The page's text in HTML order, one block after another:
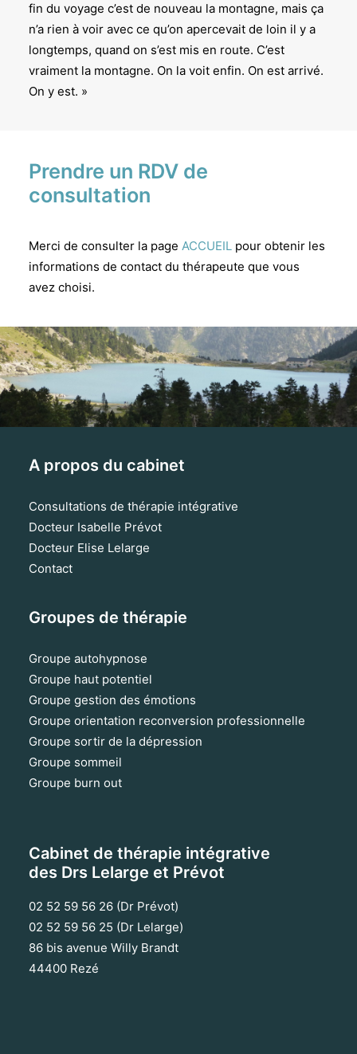
fin du voyage c’est de nouveau la montagne, mais ça
n’a rien à voir avec ce qu’on apercevait de loin il y a
longtemps, quand on s’est mis en route. C’est
vraiment la montagne. On la voit enfin. On est arrivé.
On y est. »
Prendre un RDV de
consultation
Merci de consulter la page ACCUEIL pour obtenir les
informations de contact du thérapeute que vous
avez choisi.
A propos du cabinet
Consultations de thérapie intégrative
Docteur Isabelle Prévot
Docteur Elise Lelarge
Contact
Groupes de thérapie
Groupe autohypnose
Groupe haut potentiel
Groupe gestion des émotions
Groupe orientation reconversion professionnelle
Groupe sortir de la dépression
Groupe sommeil
Groupe burn out
Cabinet de thérapie intégrative
des Drs Lelarge et Prévot
02 52 59 56 26 (Dr Prévot)
02 52 59 56 25 (Dr Lelarge)
86 bis avenue Willy Brandt
44400 Rezé